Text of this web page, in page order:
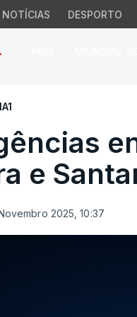
NOTÍCIAS DESPORTO
e
2025, 10:37